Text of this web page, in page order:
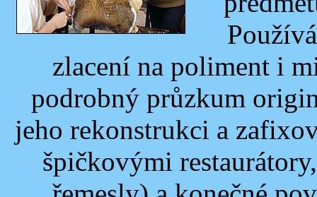
zlacení na poliment i
podrobný průzkum
jeho rekonstrukci a
špičkovými